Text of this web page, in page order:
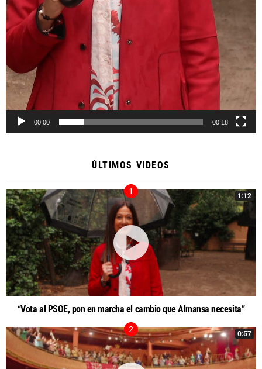
00:00 00:18
ÚLTIMOS VIDEOS
1:12
“Vota al PSOE, pon en marcha el cambio que Almansa necesita”
0:57